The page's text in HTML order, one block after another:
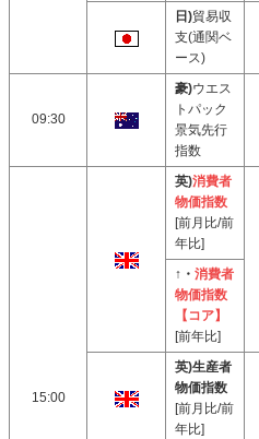
日)貿易収
支(通関ベ
ース)
09:30
豪)ウエス
トパック
景気先行
指数
15:00
英)消費者
物価指数
[前月比/前
年比]
↑・ 消費者
物価指数
【コア】
[前年比]
英)生産者
物価指数
[前月比/前
年比]